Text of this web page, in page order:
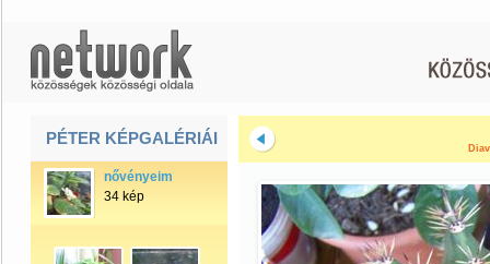
PÉTER KÉPGALÉRIÁI
nővényeim
34 kép